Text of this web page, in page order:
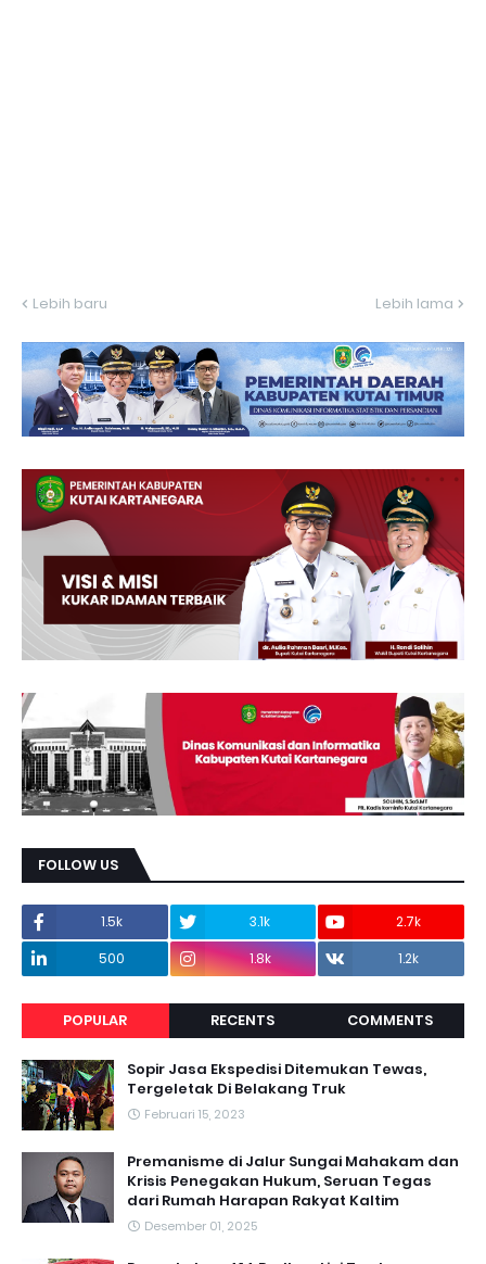
Lebih baru Lebih lama
FOLLOW US
1.5k 3.1k
2.7k
500
1.8k 1.2k
POPULAR RECENTS COMMENTS
Sopir Jasa Ekspedisi Ditemukan Tewas,
Tergeletak Di Belakang Truk
Februari 15, 2023
Premanisme di Jalur Sungai Mahakam dan
Krisis Penegakan Hukum, Seruan Tegas
dari Rumah Harapan Rakyat Kaltim
Desember 01, 2025